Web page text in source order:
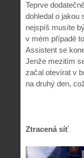
Teprve
dohledal o jakou
nejspíš musíte
v mém případě
Assistent se
Jenže mezitím
začal otevírat v
na druhý den,
Ztracená síť